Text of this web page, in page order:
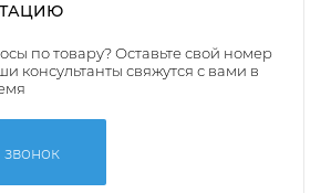
по товару? Оставьте свой номер
консультанты свяжутся с вами в
звонок